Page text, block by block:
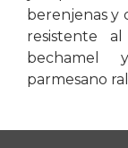
berenjenas y
resistente
bechamel
parmesano